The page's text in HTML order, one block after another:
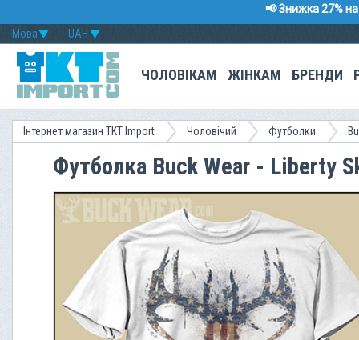
📢 Знижка 27%
UAH
Мова
ЧОЛОВІКАМ ЖІНКАМ БРЕНДИ
Інтернет магазин TKT Import Чоловічий Футболки
Футболка Buck Wear - Liberty